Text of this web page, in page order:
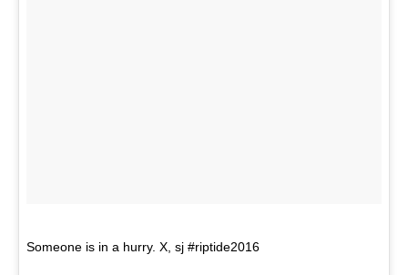
Someone is in a hurry. X, sj #riptide2016